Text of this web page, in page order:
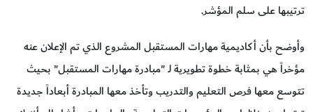
ترتيبها على سلم المؤشر.
وأوضح بأن أكاديمية مهارات المستقبل المشروع الذي تم الإعلان عنه
مؤخراً هي بمثابة خطوة تطويرية لـ "مبادرة مهارات المستقبل" بحيث
تتوسع معها فرص التعليم والتدريب وتأخذ معها المبادرة أبعاداً جديدة